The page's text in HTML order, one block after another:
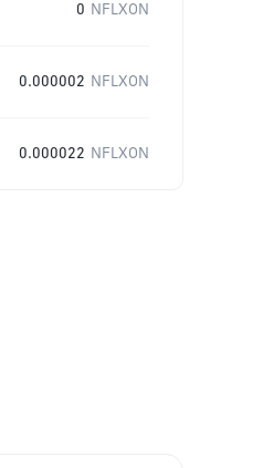
0 NFLXON
0.000002 NFLXON
0.000022 NFLXON